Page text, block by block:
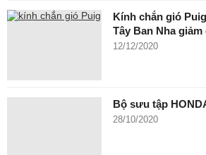
Kính chắn gió
Tây Ban Nha giảm
12/12/2020
Bộ sưu tập
28/10/2020